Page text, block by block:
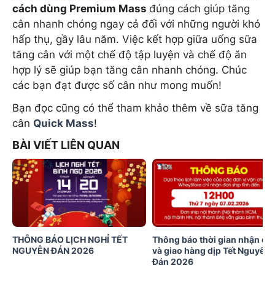
cách dùng Premium Mass đúng cách giúp tăng
cân nhanh chóng ngay cả đối với những người khó
hấp thụ, gầy lâu năm. Việc kết hợp giữa uống sữa
tăng cân với một chế độ tập luyện và chế độ ăn
hợp lý sẽ giúp bạn tăng cân nhanh chóng. Chúc
các bạn đạt được số cân như mong muốn!
Bạn đọc cũng có thể tham khảo thêm về sữa tăng
cân Quick Mass!
BÀI VIẾT LIÊN QUAN
THÔNG BÁO LỊCH NGHỈ TẾT
NGUYÊN ĐÁN 2026
Thông báo thời gian nhận
và giao hàng dịp Tết Nguyên
Đán 2026